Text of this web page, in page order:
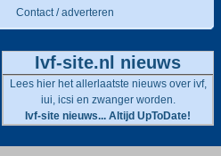
Contact / adverteren
Ivf-site.nl nieuws
Lees hier het allerlaatste nieuws over ivf,
iui, icsi en zwanger worden.
Ivf-site nieuws... Altijd UpToDate!